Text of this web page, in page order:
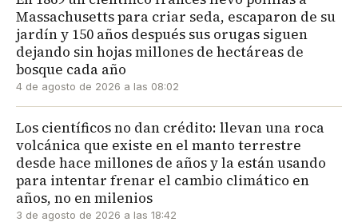
Massachusetts para criar seda, escaparon de su
jardín y 150 años después sus orugas siguen
dejando sin hojas millones de hectáreas de
bosque cada año
4 de agosto de 2026 a las 08:02
Los científicos no dan crédito: llevan una roca
volcánica que existe en el manto terrestre
desde hace millones de años y la están usando
para intentar frenar el cambio climático en
años, no en milenios
3 de agosto de 2026 a las 18:42